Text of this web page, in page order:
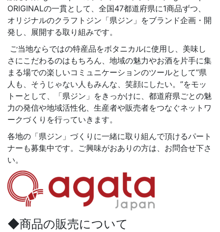
ORIGINALの一貫として、全国47都道府県に1商品ずつ、
オリジナルのクラフトジン「県ジン」をブランド企画・開
発し、展開する取り組みです。
ご当地ならではの特産品をボタニカルに使用し、美味し
さにこだわるのはもちろん、地域の魅力やお酒を片手に集
まる場での楽しいコミュニケーションのツールとして”県
人も、そうじゃない人もみんな、笑顔にしたい。”をモッ
トーとして、「県ジン」をきっかけに、都道府県ごとの魅
力の発信や地域活性化、生産者や販売者をつなぐネットワ
ークづくりを行っていきます。
各地の「県ジン」づくりに一緒に取り組んで頂けるパート
ナーも募集中です。ご興味がおありの方は、お問合せ下さ
い。
◆商品の販売について